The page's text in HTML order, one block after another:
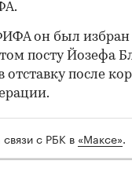
он был избран
посту Йозефа
после
с РБК в «Максе».